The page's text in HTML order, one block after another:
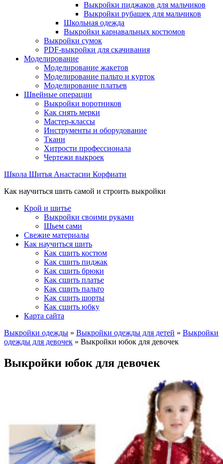
Выкройки пиджаков для мальчиков
Выкройки рубашек для мальчиков
Школьная одежда
Выкройки карнавальных костюмов
Выкройки сумок
PDF-выкройки для скачивания
Моделирование
Моделирование жакетов
Моделирование пальто и курток
Моделирование платьев
Швейные операции
Выкройки воротников
Как снять мерки
Мастер-классы
Инструменты и оборудование
Ткани
Хитрости профессионала
Чертежи выкроек
Школа Шитья Анастасии Корфиати
Как научиться шить самой и строить выкройки
Крой и шитье
Выкройки своими руками
Шьем сами
Свежие материалы
Как научиться шить
Как сшить костюм
Как сшить пиджак
Как сшить брюки
Как сшить платье
Как сшить пальто
Как сшить шорты
Как сшить юбку
Карта сайта
Выкройки одежды » Выкройки одежды для детей » Выкройки
одежды для девочек » Выкройки юбок для девочек
Выкройки юбок для девочек